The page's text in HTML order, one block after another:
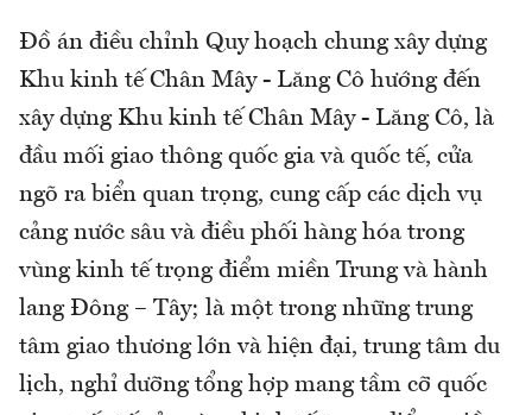
Đồ án điều chỉnh Quy hoạch chung xây dựng
Khu kinh tế Chân Mây - Lăng Cô hướng đến
xây dựng Khu kinh tế Chân Mây - Lăng Cô, là
đầu mối giao thông quốc gia và quốc tế, cửa
ngõ ra biển quan trọng, cung cấp các dịch vụ
cảng nước sâu và điều phối hàng hóa trong
vùng kinh tế trọng điểm miền Trung và hành
lang Đông – Tây; là một trong những trung
tâm giao thương lớn và hiện đại, trung tâm du
lịch, nghỉ dưỡng tổng hợp mang tầm cỡ quốc